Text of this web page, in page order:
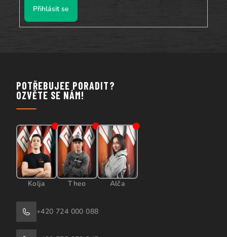
Přihlásit se
POTŘEBUJEE PORADIT?
OZVĚTE SE NÁM!
Kolja Theo Alča
+420 724 000 088